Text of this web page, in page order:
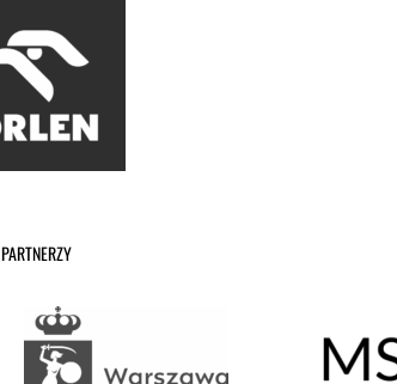
PARTNERZY